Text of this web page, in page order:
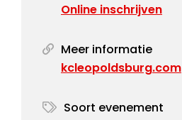
Online inschrijven
Meer informatie
kcleopoldsburg.com
Soort evenement